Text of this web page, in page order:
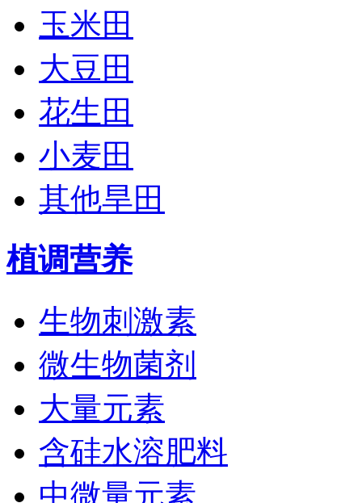
玉米田
大豆田
花生田
小麦田
其他旱田
植调营养
生物刺激素
微生物菌剂
大量元素
含硅水溶肥料
中微量元素